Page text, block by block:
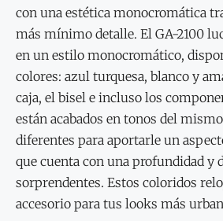
con una estética monocromática
más mínimo detalle. El GA-2100
en un estilo monocromático,
colores: azul turquesa, blanco y
caja, el bisel e incluso los
están acabados en tonos del
diferentes para aportarle un
que cuenta con una profundidad y
sorprendentes. Estos coloridos
accesorio para tus looks más